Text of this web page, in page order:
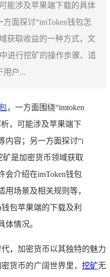
能涉及苹果端下载的具体
面探讨“imToken钱包怎
获取收益的一种方式，文
进行挖矿的操作步骤、适
用户...
，一方面围绕“imtoken
，可能涉及苹果端下
内容；另一方面探讨“i
矿是加密货币领域获取
会介绍在imToken钱包
用场景及相关规则等，
包苹果端的下载及利
体情况。
，加密货币以其独特的魅力
货币的广阔世界里， 挖矿无